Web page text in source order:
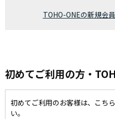
TOHO-ONEの新規会
初めてご利用の方・
初めてご利用のお客様は、こち
い。